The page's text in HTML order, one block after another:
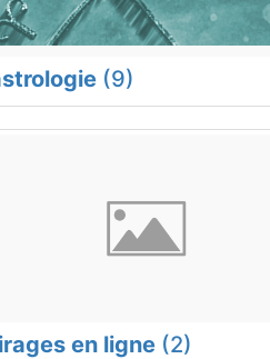
(9)
en ligne (2)